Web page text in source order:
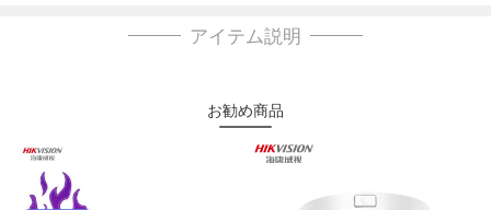
アイテム説明
お勧め商品